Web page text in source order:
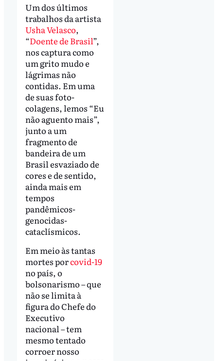
Um dos últimos
trabalhos da artista
Usha Velasco,
“Doente de Brasil”,
nos captura como
um grito mudo e
lágrimas não
contidas. Em uma
de suas foto-
colagens, lemos “Eu
não aguento mais”,
junto a um
fragmento de
bandeira de um
Brasil esvaziado de
cores e de sentido,
ainda mais em
tempos
pandêmicos-
genocidas-
cataclísmicos.
Em meio às tantas
mortes porcovid-19
no país, o
bolsonarismo – que
não se limita à
figura do Chefe do
Executivo
nacional – tem
mesmo tentado
corroer nosso